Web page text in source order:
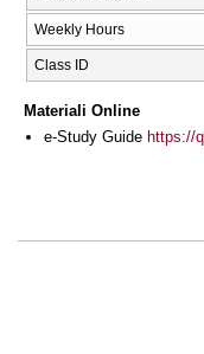
Weekly Hours
Class ID
Materiali Online
e-Study Guide https://